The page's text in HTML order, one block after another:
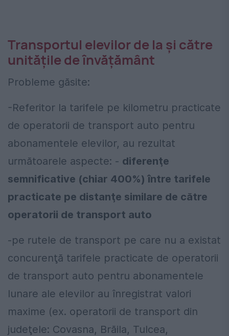
Transportul elevilor de la şi către
unităţile de învăţământ
Probleme găsite:
-Referitor la tarifele pe kilometru practicate
de operatorii de transport auto pentru
abonamentele elevilor, au rezultat
următoarele aspecte: - diferenţe
semnificative (chiar 400%) între tarifele
practicate pe distanţe similare de către
operatorii de transport auto
-pe rutele de transport pe care nu a existat
concurenţă tarifele practicate de operatorii
de transport auto pentru abonamentele
lunare ale elevilor au înregistrat valori
maxime (ex. operatorii de transport din
judeţele: Covasna, Brăila, Tulcea,